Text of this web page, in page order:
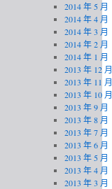
2014 年 5 月
2014 年 4 月
2014 年 3 月
2014 年 2 月
2014 年 1 月
2013 年 12 月
2013 年 11 月
2013 年 10 月
2013 年 9 月
2013 年 8 月
2013 年 7 月
2013 年 6 月
2013 年 5 月
2013 年 4 月
2013 年 3 月